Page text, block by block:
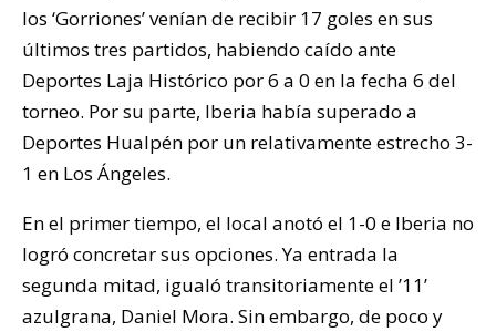
los ‘Gorriones’ venían de recibir 17 goles en sus
últimos tres partidos, habiendo caído ante
Deportes Laja Histórico por 6 a 0 en la fecha 6 del
torneo. Por su parte, Iberia había superado a
Deportes Hualpén por un relativamente estrecho 3-
1 en Los Ángeles.
En el primer tiempo, el local anotó el 1-0 e Iberia no
logró concretar sus opciones. Ya entrada la
segunda mitad, igualó transitoriamente el ’11’
azulgrana, Daniel Mora. Sin embargo, de poco y